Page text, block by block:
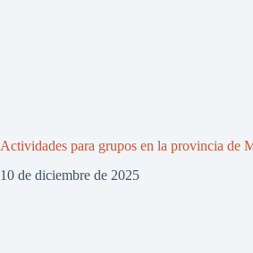
Actividades para grupos en la provincia de
10 de diciembre de 2025